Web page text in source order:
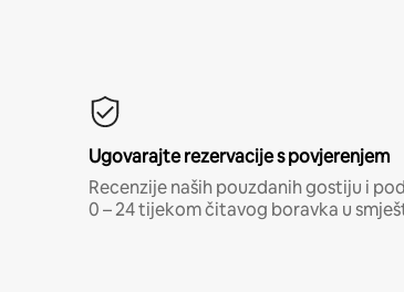
Ugovarajte rezervacije s povjerenjem
Recenzije naših pouzdanih gostiju i
0 – 24 tijekom čitavog boravka u